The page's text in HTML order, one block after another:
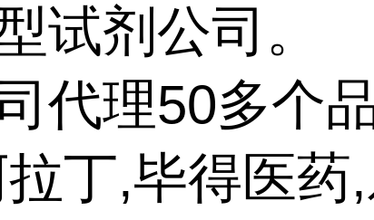
试剂公司。
代理50多个
丁,毕得医药